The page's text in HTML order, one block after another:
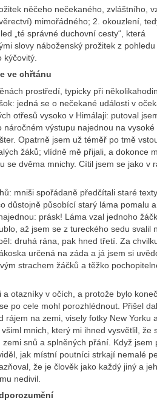
něčeho nečekaného, zvláštního,
mimořádného; 2. okouzlení,
„té správné duchovní cesty“, která
slovy náboženský prožitek z pohledu
kýčovitý.
ve chřtánu
prostředí, typicky při
jedná se o nečekané události v
otřesů vysoko v Himálaji: putoval
výstupu najednou na vysoké
Opatrně jsem už téměř po tmě
žáků; vlídně mě přijali, a dokonce
se dvěma mnichy. Cítil jsem se jako v
mniši spořádaně předčítali staré
důstojně působící starý láma pomalu
prásk! Láma vzal jednoho
až jsem se z tureckého sedu svalil
druhá rána, pak hned třetí. Za
určená na záda a já jsem si
strachem žáčků a těžko
otazníky v očích, a protože bylo
po cele mohl porozhlédnout. Přišel
na zemi, visely fotky New Yorku a
mnich, který mi ihned vysvětlil, že
snů a splněných přání. Když jsem
jak místní poutníci strkají nemalé
že je člověk jako každý jiný a
nedivil.